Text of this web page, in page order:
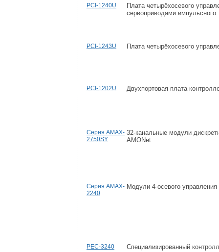
PCI-1240U
Плата четырёхосевого
сервоприводами импульсного
PCI-1243U Плата четырёхосевого
PCI-1202U Двухпортовая плата
Серия AMAX-
2750SY
32-канальные модули
AMONet
Серия AMAX-
2240
Модули 4-осевого
PEC-3240
Специализированный